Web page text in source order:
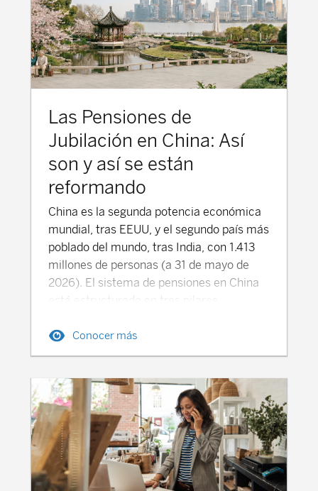
Las Pensiones de
Jubilación en China: Así
son y así se están
reformando
China es la segunda potencia económica
mundial, tras EEUU, y el segundo país más
poblado del mundo, tras India, con 1.413
millones de personas (a 31 de mayo de
2026). El sistema de pensiones en China
está estructurado en tres pilares
públicas y prestaciones privadas
complementarias, que buscan
adecuados para las personas jubiladas.
Pensión Pública en China (Pilar 1) El
Seguro Básico de Vejez-SBV (养老保险,
*yǎnglǎo bǎoxiǎn) es el sistema
obligatorio, dirigido a los trabajadores por
cuenta ajena urbanos y rurales, y también
Conocer más